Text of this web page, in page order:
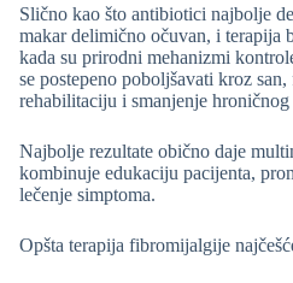
Slično kao što antibiotici najbolje
makar delimično očuvan, i terapija
kada su prirodni mehanizmi
se postepeno poboljšavati kroz
rehabilitaciju i smanjenje hroničnog
Najbolje rezultate obično daje
kombinuje edukaciju pacijenta,
lečenje simptoma.
Opšta terapija fibromijalgije